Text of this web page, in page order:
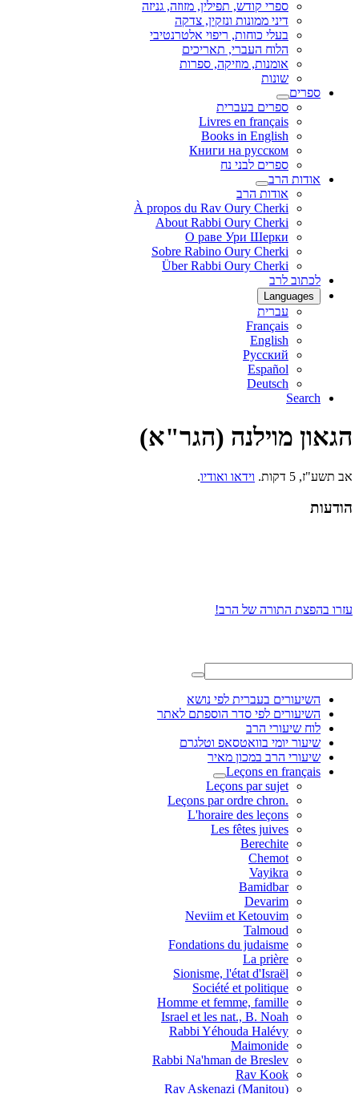
ספרי קודש, תפילין, מזוזה, גניזה
דיני ממונות ונזקין, צדקה
בעלי כוחות, ריפוי אלטרנטיבי
הלוח העברי, תאריכים
אומנות, מוזיקה, ספרות
שונות
ספרים
ספרים בעברית
Livres en français
Books in English
Книги на русском
ספרים לבני נח
אודות הרב
אודות הרב
À propos du Rav Oury Cherki
About Rabbi Oury Cherki
О раве Ури Шерки
Sobre Rabino Oury Cherki
Über Rabbi Oury Cherki
לכתוב לרב
Languages
עברית
Français
English
Русский
Español
Deutsch
Search
הגאון מוילנה (הגר"א)
אב תשע"ז, 5 דקות. וידאו ואודיו.
הודעות
עזרו בהפצת התורה של הרב!
השיעורים בעברית לפי נושא
השיעורים לפי סדר הוספתם לאתר
לוח שיעורי הרב
שיעור יומי בוואטסאפ וטלגרם
שיעורי הרב במכון מאיר
Leçons en français
Leçons par sujet
.Leçons par ordre chron
L'horaire des leçons
Les fêtes juives
Berechite
Chemot
Vayikra
Bamidbar
Devarim
Neviim et Ketouvim
Talmoud
Fondations du judaisme
La prière
Sionisme, l'état d'Israël
Société et politique
Homme et femme, famille
Israel et les nat., B. Noah
Rabbi Yéhouda Halévy
Maimonide
Rabbi Na'hman de Breslev
Rav Kook
(Rav Askenazi (Manitou